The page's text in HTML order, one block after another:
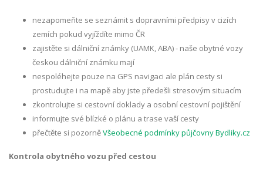
nezapomeňte se seznámit s dopravními předpisy v cizích
zemích pokud vyjíždíte mimo ČR
zajistěte si dálniční známky (UAMK, ABA) - naše obytné vozy
českou dálniční známku mají
nespoléhejte pouze na GPS navigaci ale plán cesty si
prostudujte i na mapě aby jste předešli stresovým situacím
zkontrolujte si cestovní doklady a osobní cestovní pojištění
informujte své blízké o plánu a trase vaší cesty
přečtěte si pozorněVšeobecné podmínky půjčovny Bydliky.cz
Kontrola obytného vozu před cestou